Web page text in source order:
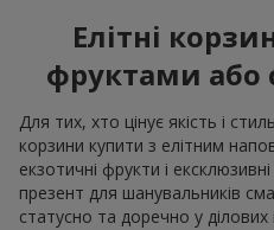
Елітні
фруктами
Для тих, хто цінує якість і
корзини купити з елітним
екзотичні фрукти і
презент для шанувальників
статусно та доречно у ділових